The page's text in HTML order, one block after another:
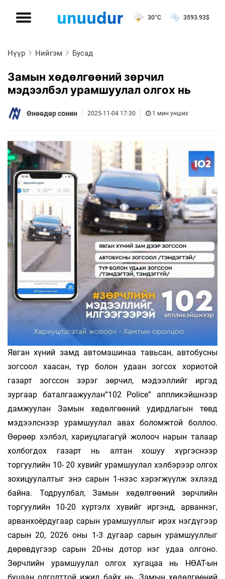
30°C 3593.93$
Нүүр Нийгэм Бусад
Замын хөдөлгөөний зөрчил
мэдээлбэл урамшуулал олгох нь
Өнөөдөр сонин 2025-11-04 17:30 1 мин унших
Явган хүний замд автомашинаа тавьсан, автобусны
зогсоол хаасан, түр болон удаан зогсох хориотой
газарт зогссон зэрэг зөрчил, мэдээллийг иргэд
зургаар баталгаажуулан“102 Police” аппликэйшнээр
дамжуулан Замын хөдөлгөөний удирдлагын төвд
мэдээлснээр урамшуулал авах боломжтой боллоо.
Өөрөөр хэлбэл, хариуцлагагүй жолооч нарын талаар
холбогдох газарт нь алтан хошуу хүргэснээр
торгуулийн 10- 20 хувийг урамшуулал хэлбэрээр олгох
зохицуулалтыг энэ сарын 1-нээс хэрэгжүүлж эхлээд
байна. Тодруулбал, Замын хөдөлгөөний зөрчлийн
торгуулийн 10-20 хүртэлх хувийг иргэнд, арваннэг,
арванхоёрдугаар сарын урамшууллыг ирэх нэгдүгээр
сарын 20, 2026 оны 1-3 дугаар сарын урамшууллыг
дөрөвдүгээр сарын 20-ны дотор нэг удаа олгоно.
Зөрчлийн урамшуулал олгох хугацаа нь НӨАТ-ын